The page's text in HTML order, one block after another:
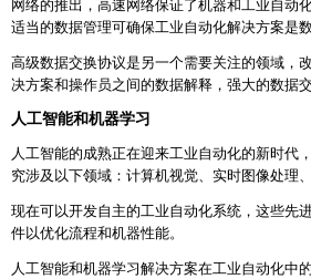
网络的推出，高速网络保证了机器和工业自动
适当的数据管理可确保工业自动化解决方案是数
高级数据交换协议是另一个需要关注的领域，
决方案和操作员之间的数据解释，强大的数据
人工智能和机器学习
人工智能的成熟正在迎来工业自动化的新时代
究涉及以下领域：计算机视觉、实时图像处理
现在可以开发自主的工业自动化系统，这些先
件以优化流程和机器性能。
人工智能和机器学习解决方案在工业自动化中